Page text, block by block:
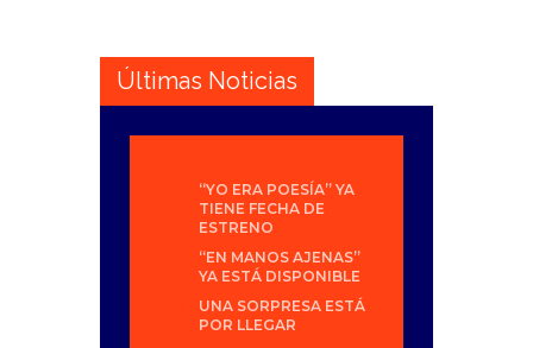
Últimas Noticias
“YO ERA POESÍA” YA
TIENE FECHA DE
ESTRENO
“EN MANOS AJENAS”
YA ESTÁ DISPONIBLE
UNA SORPRESA ESTÁ
POR LLEGAR